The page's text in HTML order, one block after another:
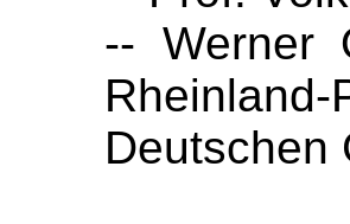
-- Werner
Deutschen